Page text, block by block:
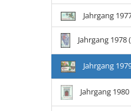
Jahrgang
Jahrgang 1978
Jahrgang
Jahrgang 1980